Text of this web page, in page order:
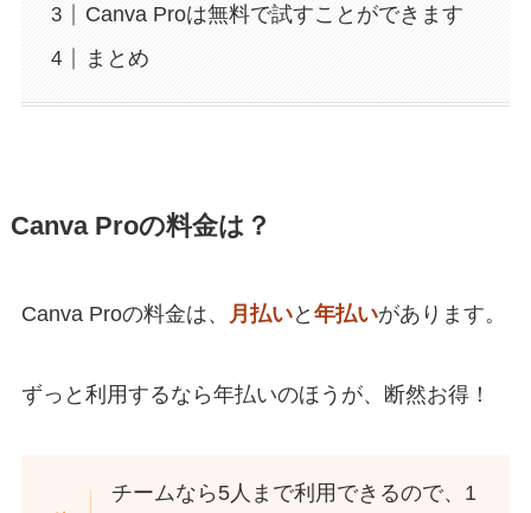
Canva Proは無料で試すことができます
まとめ
Canva Proの料金は？
Canva Proの料金は、 月払いと 年払いがあります。
ずっと利用するなら年払いのほうが、断然お得！
チームなら5人まで利用できるので、1